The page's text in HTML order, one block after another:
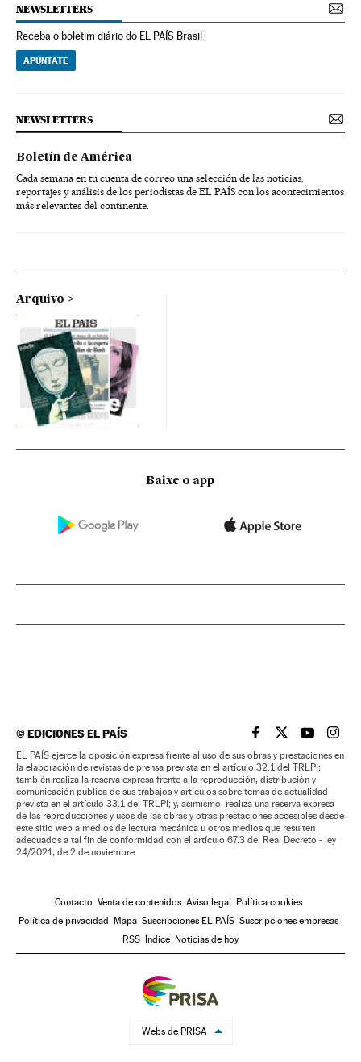
NEWSLETTERS
Receba o boletim diário do EL PAÍS Brasil
APÚNTATE
NEWSLETTERS
Boletín de América
Cada semana en tu cuenta de correo una selección de las noticias,
reportajes y análisis de los periodistas de EL PAÍS con los acontecimientos
más relevantes del continente.
Arquivo
Baixe o app
©EDICIONES EL PAÍS EL PAÍS BRASIL EN
EL PAÍSEL PAÍS
EL
EL PAÍS ejerce la oposición expresa frente al uso de sus obras y prestaciones en
la elaboración de revistas de prensa prevista en el artículo 32.1 del TRLPI;
también realiza la reserva expresa frente a la reproducción, distribución y
comunicación pública de sus trabajos y artículos sobre temas de actualidad
prevista en el artículo 33.1 del TRLPI; y, asimismo, realiza una reserva expresa
de las reproducciones y usos de las obras y otras prestaciones accesibles desde
este sitio web a medios de lectura mecánica u otros medios que resulten
adecuados a tal fin de conformidad con el artículo 67.3 del Real Decreto - ley
24/2021, de 2 de noviembre
Contacto Venta de contenidos Aviso legal
Política cookies
Política de privacidad
Mapa Suscripciones EL PAÍS Suscripciones empresas
RSS
Índice Noticias de hoy
Webs de PRISA